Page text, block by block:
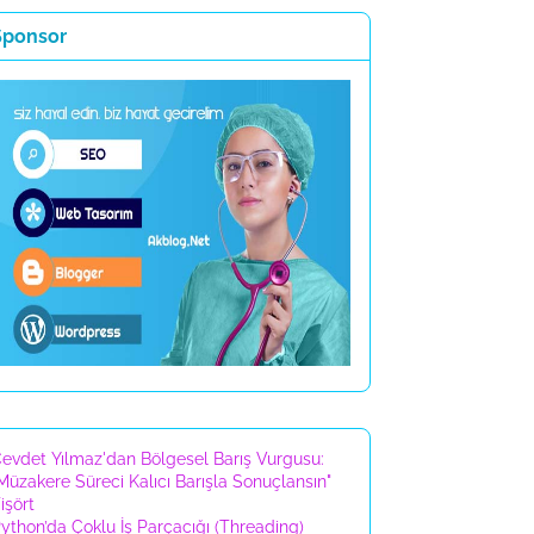
Yılmaz'dan Bölgesel Barış Vurgusu:
Süreci Kalıcı Barışla Sonuçlansın"
Çoklu İş Parçacığı (Threading)